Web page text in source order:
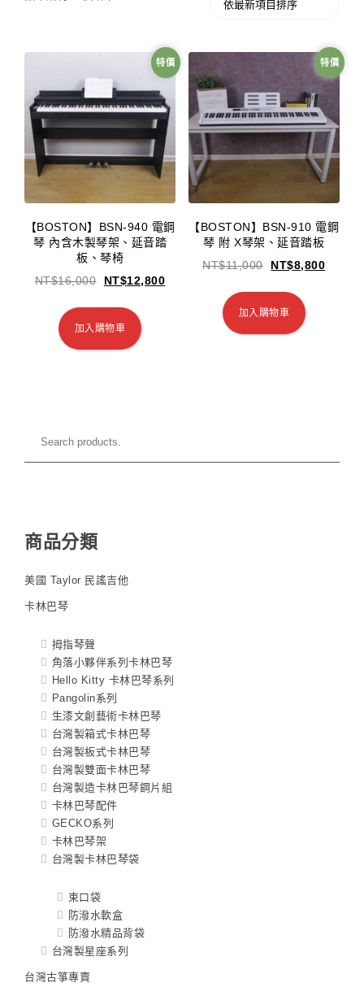
特價
【BOSTON】BSN-940 電鋼
琴 內含木製琴架、延音踏
板、琴椅
NT$16,000 NT$12,800
加入購物車
特價
【BOSTON】BSN-910 電鋼
琴 附 X琴架、延音踏板
NT$11,000 NT$8,800
加入購物車
商品分類
美國 Taylor 民謠吉他
卡林巴琴
拇指琴聲
角落小夥伴系列卡林巴琴
Hello Kitty 卡林巴琴系列
Pangolin系列
生漆文創藝術卡林巴琴
台灣製箱式卡林巴琴
台灣製板式卡林巴琴
台灣製雙面卡林巴琴
台灣製造卡林巴琴鋼片組
卡林巴琴配件
GECKO系列
卡林巴琴架
台灣製卡林巴琴袋
束口袋
防潑水軟盒
防潑水精品背袋
台灣製星座系列
台灣古箏專賣